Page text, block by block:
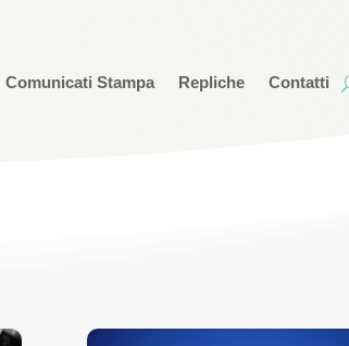
Comunicati Stampa Repliche Contatti